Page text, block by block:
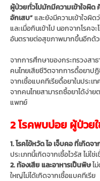
ผู้ป่วยทั่วไปมักมีความเข้าใจผิด
อักเสบ” และยังมีความเข้าใจผิด
และเมื่อกินเข้าไป นอกจากโรคจ
อันตรายต่อสุขภาพมากขึ้นอีกด้
จากการศึกษาของกระทรวงสา
คนไทยเสียชีวิตจากการดื้อยาป
จากเชื้อแบคทีเรียดื้อยาในประเ
จากคนไทยสามารถซื้อยาได้ง่าย
แพทย์
2 โรคพบบ่อย ผู้ป่วย
1. โรคไข้หวัด ไอ เจ็บคอ ที่เกิดจา
ประเภทนี้เกิดจากเชื้อไวรัส ไม่ใช่
2. ท้องเสีย และอาหารเป็นพิษไ
ใหญ่ไม่ได้เกิดจากเชื้อแบคทีเรีย